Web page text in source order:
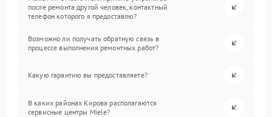
после ремонта другой человек, контактный
телефон которого я предоставлю?
Возможно ли получать обратную связь в
процессе выполнения ремонтных работ?
Какую гарантию вы предоставляете?
В каких районах Кирова располагаются
сервисные центры Miele?